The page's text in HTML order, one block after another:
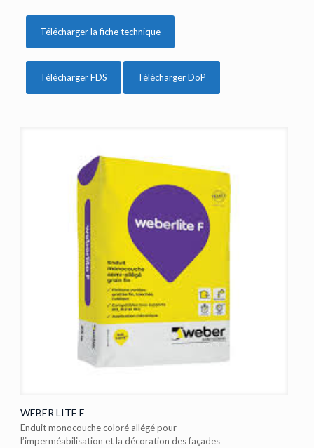
Télécharger la fiche technique
Télécharger FDS Télécharger DoP
WEBER LITE F
Enduit monocouche coloré allégé pour
l’imperméabilisation et la décoration des façades